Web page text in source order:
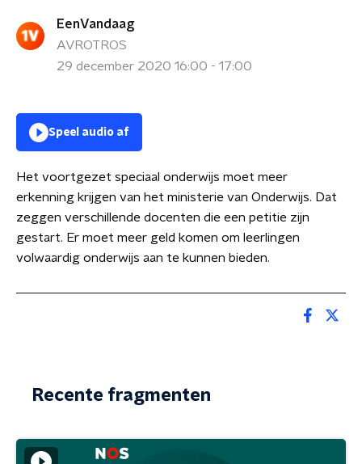
EenVandaag
AVROTROS
29 december 2020 16:00 - 17:00
Speel audio af
Het voortgezet speciaal onderwijs moet meer
erkenning krijgen van het ministerie van Onderwijs. Dat
zeggen verschillende docenten die een petitie zijn
gestart. Er moet meer geld komen om leerlingen
volwaardig onderwijs aan te kunnen bieden.
Recente fragmenten